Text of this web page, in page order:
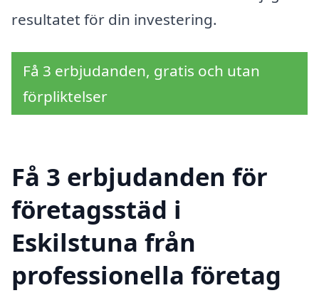
resultatet för din investering.
Få 3 erbjudanden, gratis och utan
förpliktelser
Få 3 erbjudanden för
företagsstäd i
Eskilstuna från
professionella företag